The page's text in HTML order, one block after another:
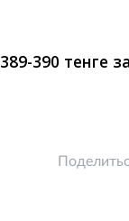
389-390 тенге за